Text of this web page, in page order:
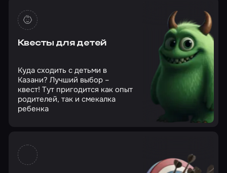
Квесты для детей
Куда сходить с детьми в
Казани? Лучший выбор –
квест! Тут пригодится как опыт
родителей, так и смекалка
ребенка